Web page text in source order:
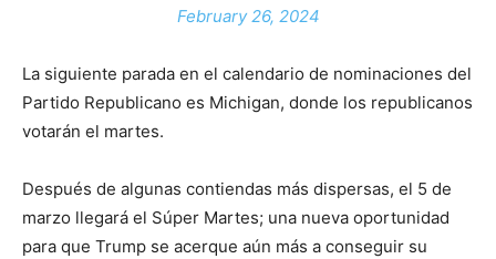
February 26, 2024
La siguiente parada en el calendario de nominaciones del
Partido Republicano es Michigan, donde los republicanos
votarán el martes.
Después de algunas contiendas más dispersas, el 5 de
marzo llegará el Súper Martes; una nueva oportunidad
para que Trump se acerque aún más a conseguir su